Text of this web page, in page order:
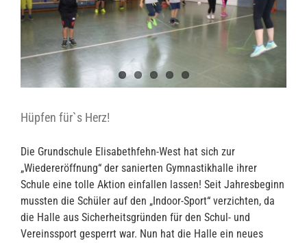
Hüpfen für`s Herz!
Die Grundschule Elisabethfehn-West hat sich zur
„Wiedereröffnung“ der sanierten Gymnastikhalle ihrer
Schule eine tolle Aktion einfallen lassen! Seit Jahresbeginn
mussten die Schüler auf den „Indoor-Sport“ verzichten, da
die Halle aus Sicherheitsgründen für den Schul- und
Vereinssport gesperrt war. Nun hat die Halle ein neues